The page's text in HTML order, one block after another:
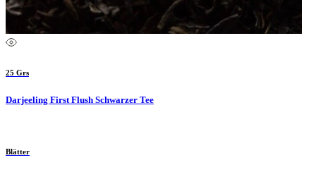
25 Grs
Darjeeling First Flush Schwarzer Tee
Blätter